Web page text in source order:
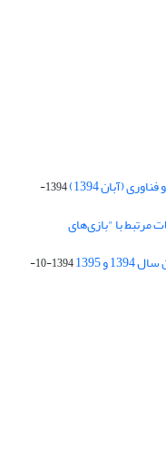
(آبان 1394)
1394-
دریافت مقالات مرتبط با "بازی‌های
1395
1394-10-